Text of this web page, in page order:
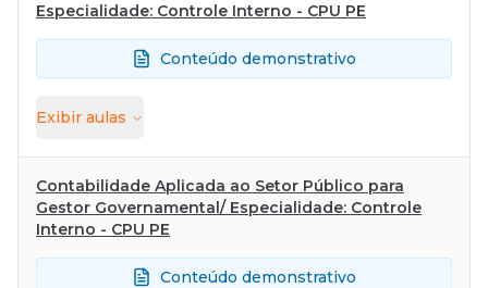
Especialidade: Controle Interno - CPU PE
Conteúdo demonstrativo
Exibir aulas
Contabilidade Aplicada ao Setor Público para
Gestor Governamental/ Especialidade: Controle
Interno - CPU PE
Conteúdo demonstrativo